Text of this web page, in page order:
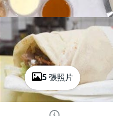
5 張照片